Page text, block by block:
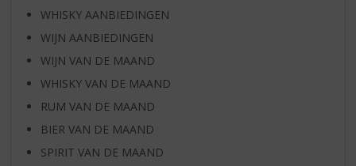
WHISKY AANBIEDINGEN
WIJN AANBIEDINGEN
WIJN VAN DE MAAND
WHISKY VAN DE MAAND
RUM VAN DE MAAND
BIER VAN DE MAAND
SPIRIT VAN DE MAAND